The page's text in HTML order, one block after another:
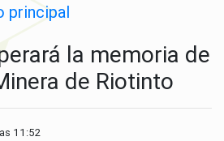
principal
la memoria de
de Riotinto
11:52